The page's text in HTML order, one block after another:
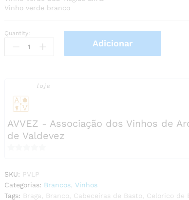
Vinho verde branco
Paço
Velho
Quantity:
Adicionar
loja
AVVEZ - Associação dos Vinhos de
de Valdevez
SKU: PVLP
Categorias: Brancos ,Vinhos
Tags: Braga Branco Cabeceiras de Basto Celorico de